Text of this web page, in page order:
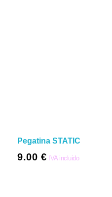
Pegatina STATIC
9.00 € IVA incluido